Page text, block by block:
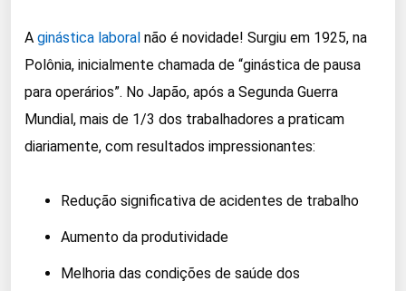
A ginástica laboral não é novidade! Surgiu em 1925, na
Polônia, inicialmente chamada de “ginástica de pausa
para operários”. No Japão, após a Segunda Guerra
Mundial, mais de 1/3 dos trabalhadores a praticam
diariamente, com resultados impressionantes:
Redução significativa de acidentes de trabalho
Aumento da produtividade
Melhoria das condições de saúde dos